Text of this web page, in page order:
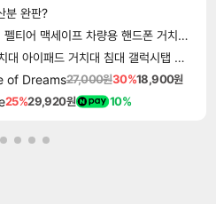
분 완판?
차량용 핸드폰 거치대 고속 무선 충전기 EV25MFAQ
패드 거치대 침대 갤럭시탭 패드 The Comfy
of Dreams27,000원30%18,900원
25%29,920원 10%